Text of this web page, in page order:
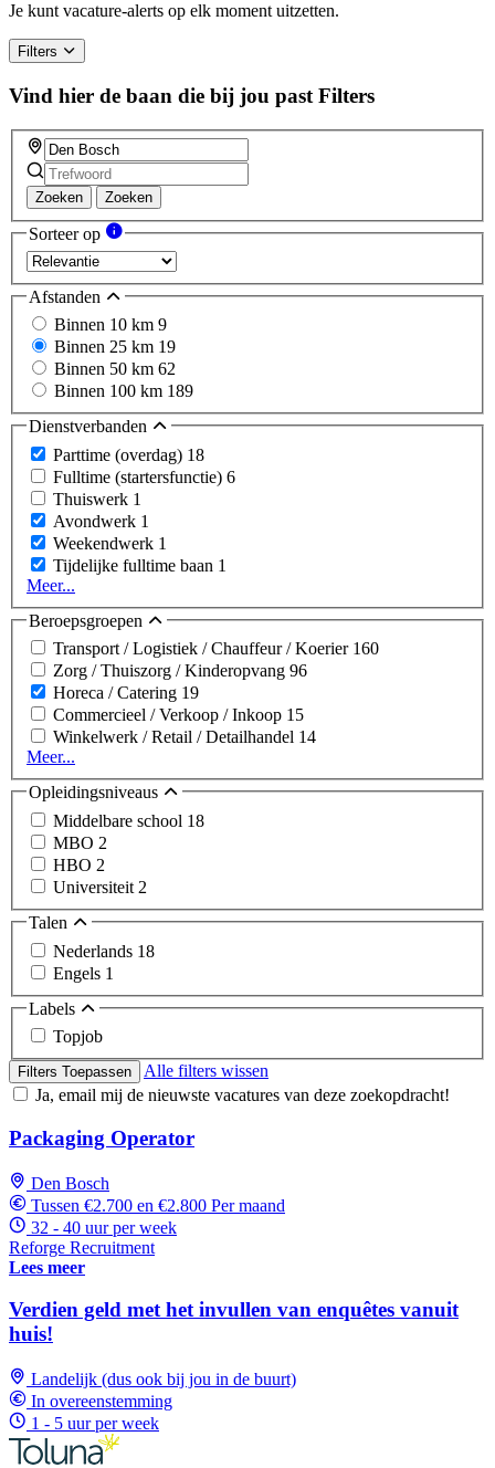
Je kunt vacature-alerts op elk moment uitzetten.
Filters
Vind hier de baan die bij jou past Filters
Zoeken Zoeken
Sorteer op
Afstanden
Binnen 10 km 9
Binnen 25 km 19
Binnen 50 km 62
Binnen 100 km 189
Dienstverbanden
Parttime (overdag) 18
Fulltime (startersfunctie) 6
Thuiswerk 1
Avondwerk 1
Weekendwerk 1
Tijdelijke fulltime baan 1
Meer...
Beroepsgroepen
Transport / Logistiek / Chauffeur / Koerier 160
Zorg / Thuiszorg / Kinderopvang 96
Horeca / Catering 19
Commercieel / Verkoop / Inkoop 15
Winkelwerk / Retail / Detailhandel 14
Meer...
Opleidingsniveaus
Middelbare school 18
MBO 2
HBO 2
Universiteit 2
Talen
Nederlands 18
Engels 1
Labels
Topjob
Filters Toepassen
Alle filters wissen
Ja, email mij de nieuwste vacatures van deze zoekopdracht!
Packaging Operator
Den Bosch
Tussen €2.700 en €2.800 Per maand
32 - 40 uur per week
Reforge Recruitment
Lees meer
Verdien geld met het invullen van enquêtes vanuit
huis!
Landelijk (dus ook bij jou in de buurt)
In overeenstemming
1 - 5 uur per week